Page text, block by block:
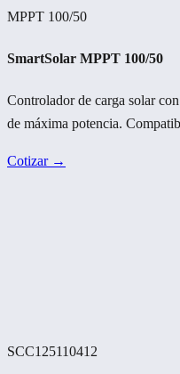
MPPT 100/50
SmartSolar MPPT 100/50
Controlador de carga solar
de máxima potencia.
Cotizar →
SCC125110412